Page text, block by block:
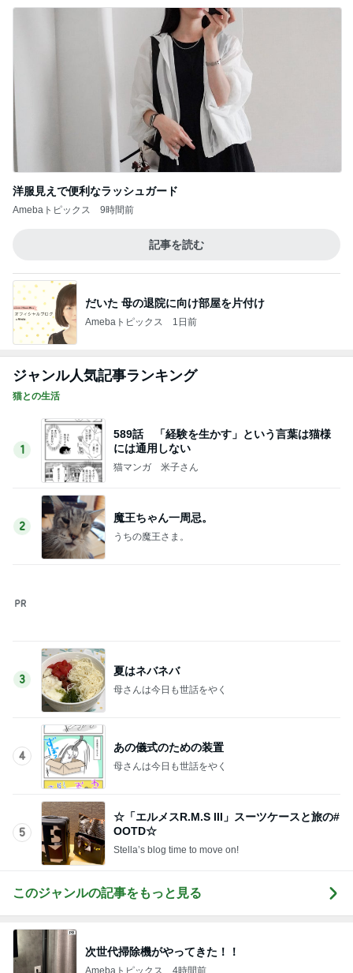
夏はネバネバ
母さんは今日も世話をやく
あの儀式のための装置
母さんは今日も世話をやく
☆「エルメスR.M.S III」スーツケースと旅の#
OOTD☆
Amebaトピックス 4時間前
Amebaトピックス 9時間前
たんぱく質不足の時の嬉しい味方
Amebaトピックス 1日前
クタクタで帰りに寄ったほっともっと
Amebaトピックス 2日前
高橋英樹 蓼科の心地よい山の風
Amebaトピックス 10時間前
記事を読む
2000円ちょっとで買えるセットアップ
Amebaトピックス 13時間前